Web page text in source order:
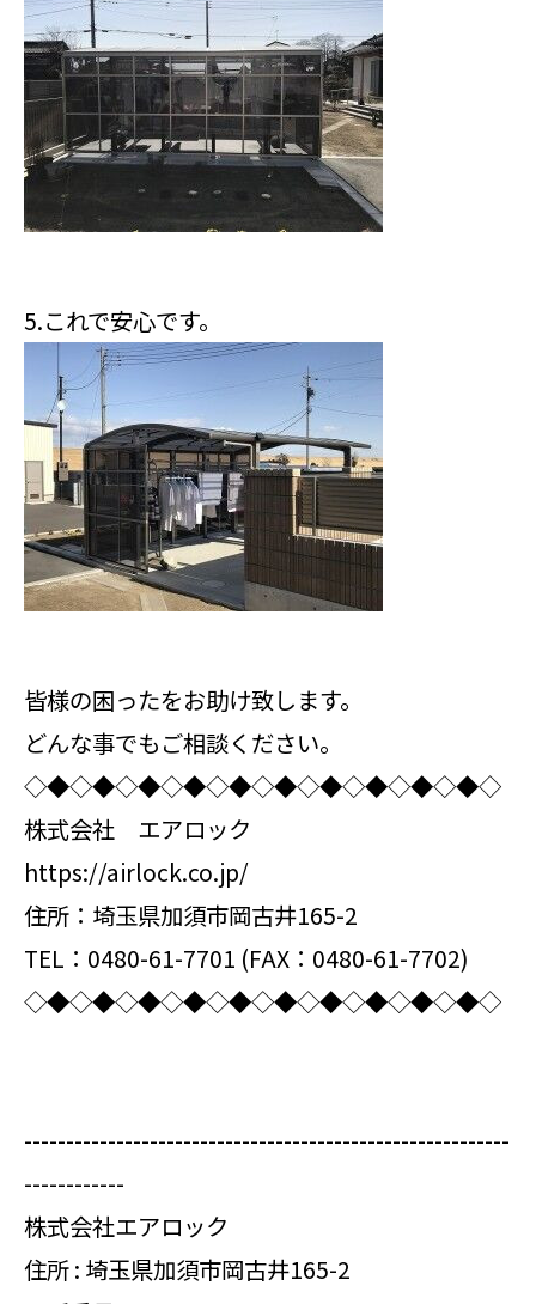
5.これで安心です。
皆様の困ったをお助け致します。
どんな事でもご相談ください。
◇◆◇◆◇◆◇◆◇◆◇◆◇◆◇◆◇◆◇◆◇
株式会社 エアロック
https://airlock.co.jp/
住所：埼玉県加須市岡古井165-2
TEL：0480-61-7701 (FAX：0480-61-7702)
◇◆◇◆◇◆◇◆◇◆◇◆◇◆◇◆◇◆◇◆◇
----------------------------------------------------------
------------
株式会社エアロック
住所 : 埼玉県加須市岡古井165-2